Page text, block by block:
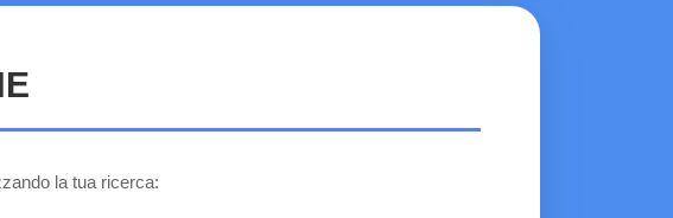
la tua ricerca: